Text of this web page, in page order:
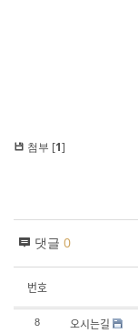
첨부 [1]
댓글 0
번호
8 오시는길